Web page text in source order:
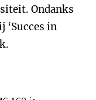
Ondanks
‘Succes in